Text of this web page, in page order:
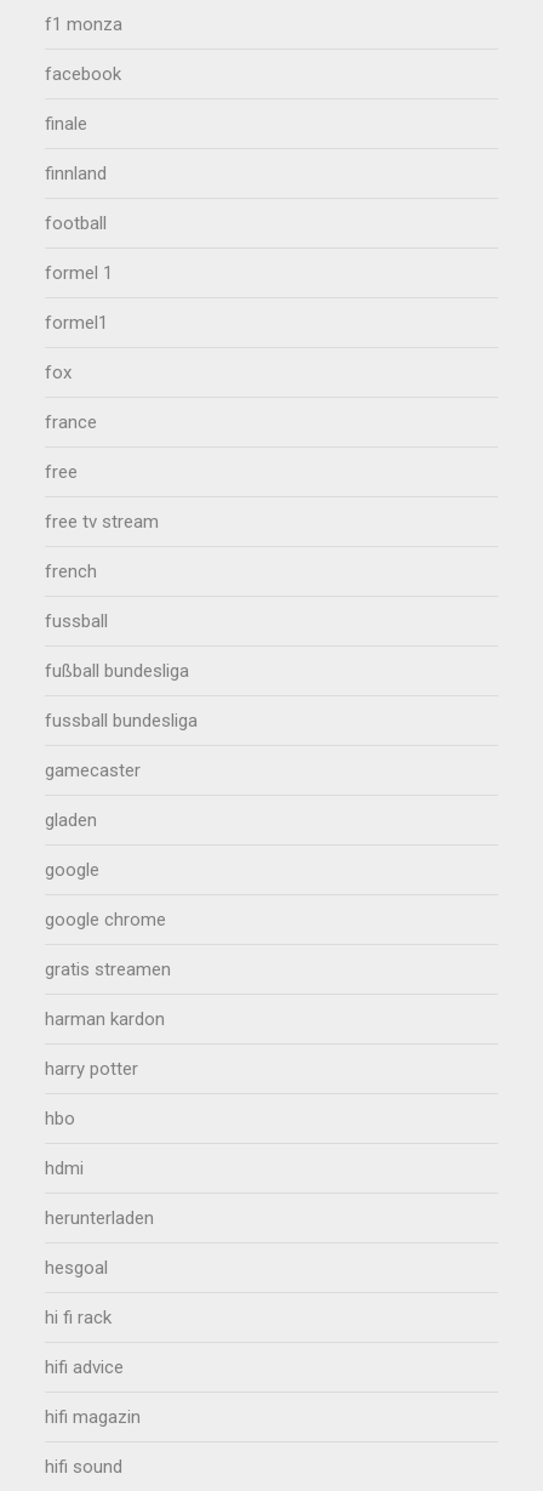
f1 monza
facebook
finale
finnland
football
formel 1
formel1
fox
france
free
free tv stream
french
fussball
fußball bundesliga
fussball bundesliga
gamecaster
gladen
google
google chrome
gratis streamen
harman kardon
harry potter
hbo
hdmi
herunterladen
hesgoal
hi fi rack
hifi advice
hifi magazin
hifi sound